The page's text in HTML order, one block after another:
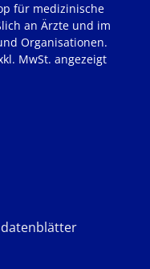
für medizinische
an Ärzte und im
Organisationen.
MwSt. angezeigt